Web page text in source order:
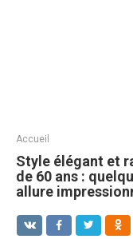
Accueil
Style élégant et
de 60 ans :
allure